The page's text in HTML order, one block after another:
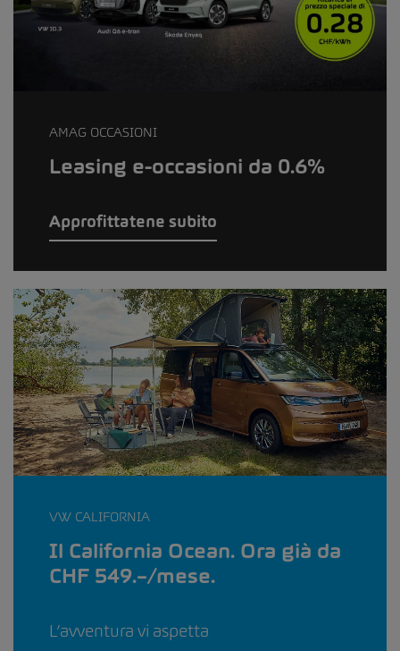
AMAG OCCASIONI
Leasing e-occasioni da 0.6%
Approfittatene subito
VW CALIFORNIA
Il California Ocean. Ora già da
CHF 549.–/mese.
L’avventura vi aspetta